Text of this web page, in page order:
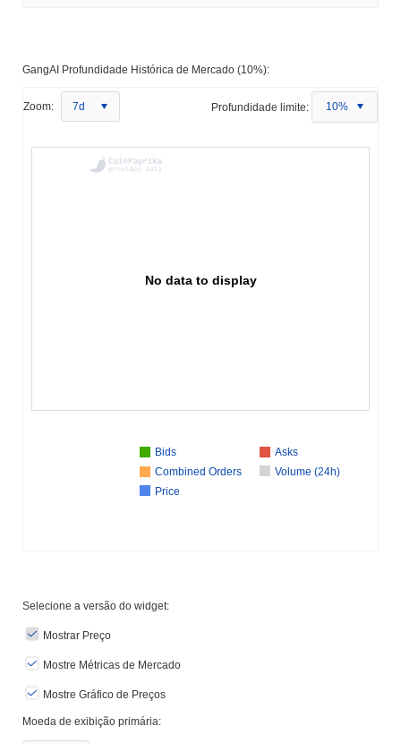
GangAI Profundidade Histórica de Mercado (10%):
Zoom: 7d Profundidade limite: 10%
No data to display
Bids
Asks
Combined Orders
Volume (24h)
Price
Selecione a versão do widget:
Mostrar Preço
Mostre Métricas de Mercado
Mostre Gráfico de Preços
Moeda de exibição primária: